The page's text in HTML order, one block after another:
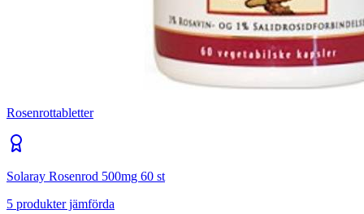
Rosenrottabletter
Solaray Rosenrod 500mg 60 st
5 produkter jämförda